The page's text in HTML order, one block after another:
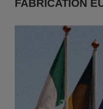
FABRICATION